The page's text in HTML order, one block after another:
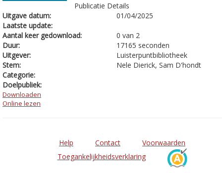
Publicatie Details
Uitgave datum:
01/04/2025
Laatste update:
Aantal keer gedownload:
0 van 2
Duur:
17165 seconden
Uitgever:
Luisterpuntbibliotheek
Stem:
Nele Dierick, Sam D'hondt
Categorie:
Doelpubliek:
Downloaden
Online lezen
Help Contact
Voorwaarden
Toegankelijkheidsverklaring